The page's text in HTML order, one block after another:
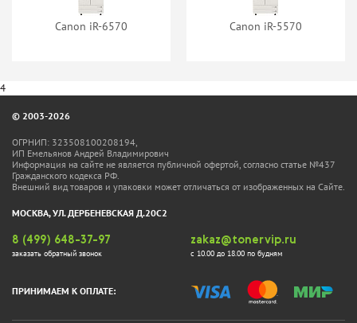
Canon iR-6570 Canon iR-5570
4
© 2003-2026
ОГРНИП: 323508100208194,
ИП Емельянов Андрей Владимирович
Информация на сайте не является публичной офертой, согласно статье №437
Гражданского кодекса РФ.
Внешний вид товаров и упаковки может отличаться от изображенных на Сайте.
МОСКВА, УЛ. ДЕРБЕНЕВСКАЯ Д.20С2
8 (499) 648-37-97
заказать обратный звонок
zakaz@tonervip.ru
с 10.00 до 18.00 по будням
ПРИНИМАЕМ К ОПЛАТЕ: